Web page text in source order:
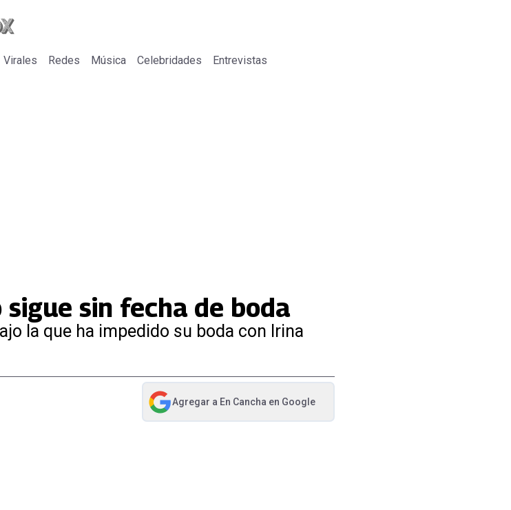
Virales Redes Música Celebridades Entrevistas
sin fecha de boda
la que ha impedido su boda con Irina
Agregar a En Cancha en Google
abre en nueva pestaña